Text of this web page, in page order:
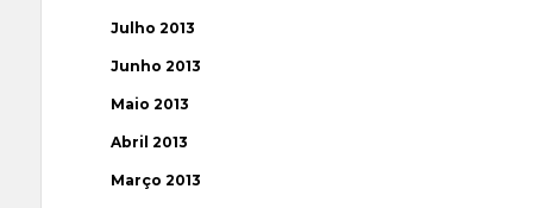
Julho 2013
Junho 2013
Maio 2013
Abril 2013
Março 2013